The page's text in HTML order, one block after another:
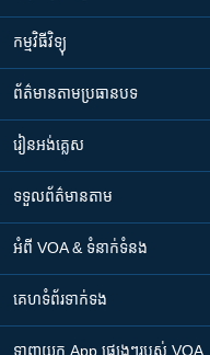
កម្មវិធី​វិទ្យុ
ព័ត៌មាន​តាមប្រធានបទ​
រៀន​​អង់គ្លេស
ទទួល​ព័ត៌មាន​តាម
អំពី​ VOA & ទំនាក់ទំនង
គេហទំព័រ​​ទាក់ទង
ទាញយក​ App ផ្សេងៗ​របស់​ VOA